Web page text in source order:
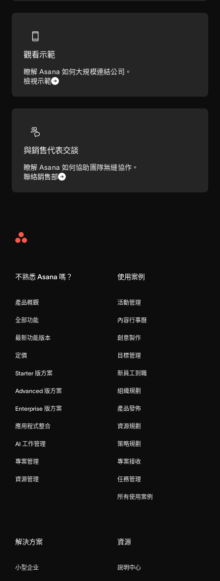
觀看示範
瞭解 Asana 如何大規模連結公司。
檢視示範
與銷售代表交談
瞭解 Asana 如何協助團隊無縫協作。
聯絡銷售部
Asana
不熟悉 Asana 嗎？
產品概觀
全部功能
最新功能版本
定價
Starter 版方案
Advanced 版方案
Enterprise 版方案
應用程式整合
AI 工作管理
專案管理
資源管理
使用案例
活動管理
內容行事曆
創意製作
目標管理
新員工到職
組織規劃
產品發佈
資源規劃
策略規劃
專案接收
任務管理
所有使用案例
解決方案
小型企业
資源
說明中心